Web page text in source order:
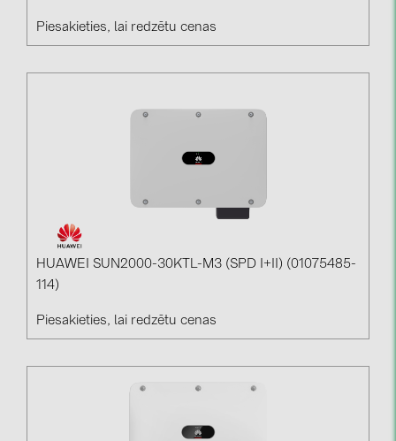
Piesakieties, lai redzētu cenas
HUAWEI SUN2000-30KTL-M3 (SPD I+II) (01075485-
114)
Piesakieties, lai redzētu cenas